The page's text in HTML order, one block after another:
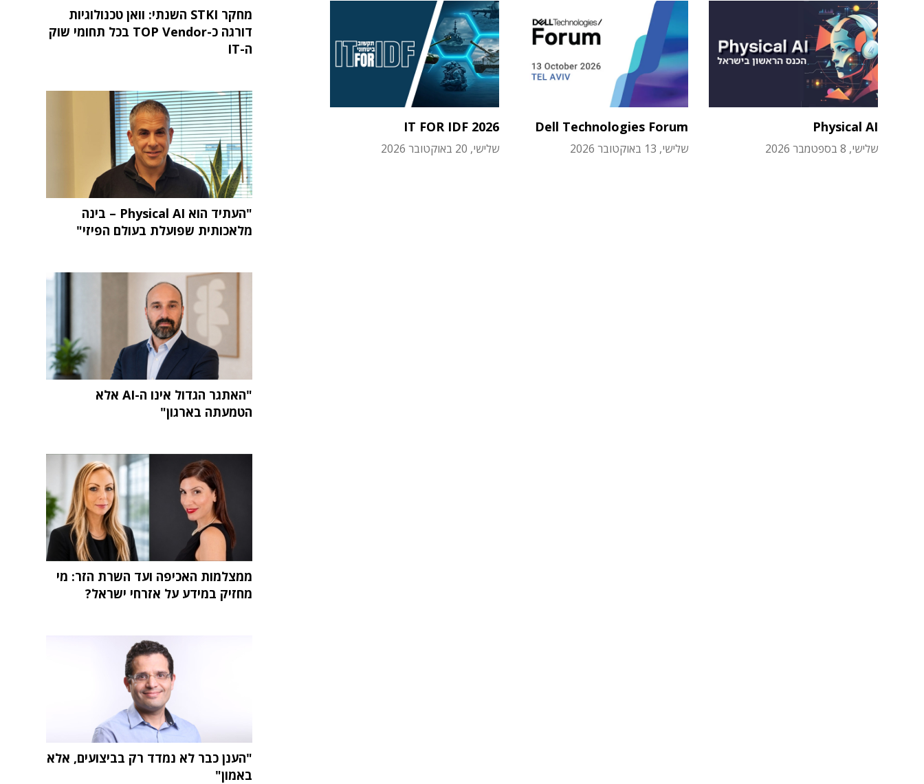
Physical AI
שלישי, 8 בספטמבר 2026
Dell Technologies Forum
שלישי, 13 באוקטובר 2026
IT FOR IDF 2026
שלישי, 20 באוקטובר 2026
מחקר STKI השנתי: וואן טכנולוגיות
דורגה כ-TOP Vendor בכל תחומי שוק
ה-IT
"העתיד הוא Physical AI – בינה
מלאכותית שפועלת בעולם הפיזי"
"האתגר הגדול אינו ה-AI אלא
הטמעתה בארגון"
ממצלמות האכיפה ועד השרת הזר: מי
מחזיק במידע על אזרחי ישראל?
"הענן כבר לא נמדד רק בביצועים, אלא
באמון"